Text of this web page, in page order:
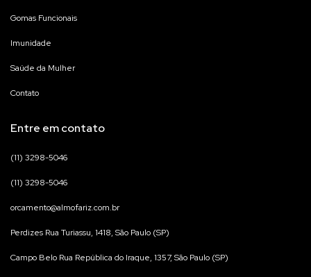
Gomas Funcionais
Imunidade
Saúde da Mulher
Contato
Entre em contato
(11) 3298-5046
(11) 3298-5046
orcamento@almofariz.com.br
Perdizes Rua Turiassu, 1418, São Paulo (SP)
Campo Belo Rua República do Iraque, 1357, São Paulo (SP)